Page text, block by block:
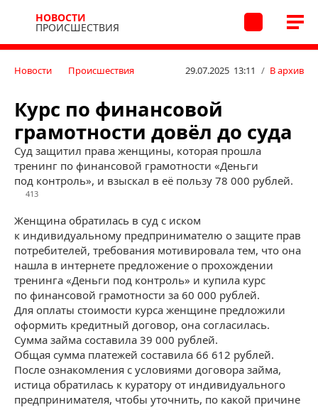
НОВОСТИ
ПРОИСШЕСТВИЯ
Новости Происшествия 29.07.2025 13:11 / В архив
Курс по финансовой
грамотности довёл до суда
Суд защитил права женщины, которая прошла
тренинг по финансовой грамотности «Деньги
под контроль», и взыскал в её пользу 78 000 рублей.
413
Женщина обратилась в суд с иском
к индивидуальному предпринимателю о защите прав
потребителей, требования мотивировала тем, что она
нашла в интернете предложение о прохождении
тренинга «Деньги под контроль» и купила курс
по финансовой грамотности за 60 000 рублей.
Для оплаты стоимости курса женщине предложили
оформить кредитный договор, она согласилась.
Сумма займа составила 39 000 рублей.
Общая сумма платежей составила 66 612 рублей.
После ознакомления с условиями договора займа,
истица обратилась к куратору от индивидуального
предпринимателя, чтобы уточнить, по какой причине